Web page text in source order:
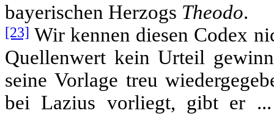
bayerischen Herzogs Theodo.
[23] Wir kennen diesen Codex
Quellenwert kein Urteil
seine Vorlage treu
bei Lazius vorliegt, gibt er ...